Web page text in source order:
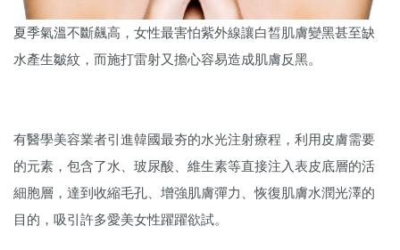
夏季氣溫不斷飆高，女性最害怕紫外線讓白皙肌膚變黑甚至缺
水產生皺紋，而施打雷射又擔心容易造成肌膚反黑。
有醫學美容業者引進韓國最夯的水光注射療程，利用皮膚需要
的元素，包含了水、玻尿酸、維生素等直接注入表皮底層的活
細胞層，達到收縮毛孔、增強肌膚彈力、恢復肌膚水潤光澤的
目的，吸引許多愛美女性躍躍欲試。